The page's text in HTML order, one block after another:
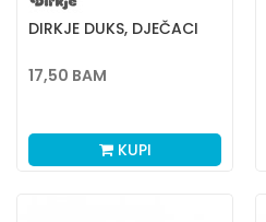
DIRKJE DUKS, DJEČACI
17,50 BAM
KUPI